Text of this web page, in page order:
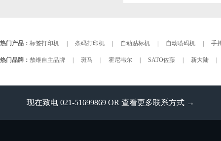
热门产品： 标签打印机 条码打印机 自动贴标机 自动喷码机 手
热门品牌： 敖维自主品牌 斑马 霍尼韦尔 SATO佐藤 新大陆
现在致电 021-51699869 OR 查看更多联系方式 →